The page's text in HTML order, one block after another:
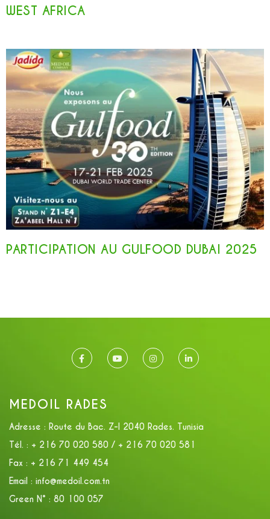
WEST AFRICA
PARTICIPATION AU GULFOOD DUBAI 2025
MEDOIL RADES
Adresse : Route du Bac. Z-I 2040 Rades. Tunisia
Tél. : + 216 70 020 580 / + 216 70 020 581
Fax : + 216 71 449 454
Email : info@medoil.com.tn
Green N° : 80 100 057